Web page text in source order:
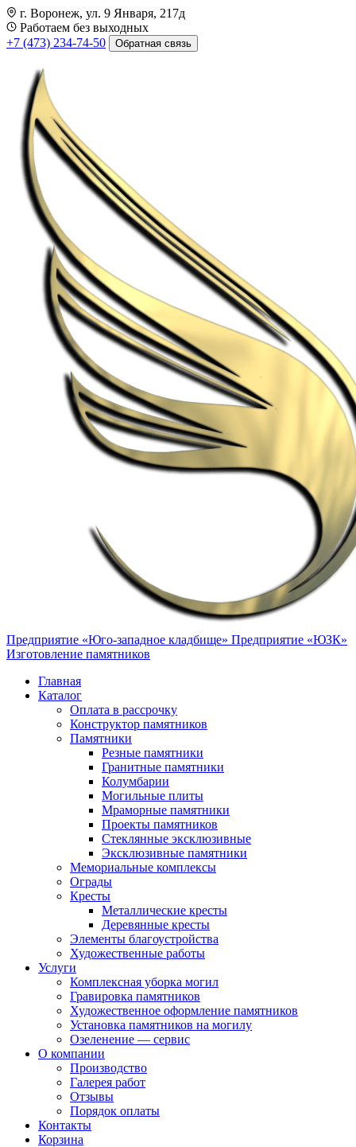
г. Воронеж, ул. 9 Января, 217д
Работаем без выходных
+7 (473) 234-74-50
Обратная связь
Предприятие «Юго-западное кладбище» Предприятие «ЮЗК»
Изготовление памятников
Главная
Каталог
Оплата в рассрочку
Конструктор памятников
Памятники
Резные памятники
Гранитные памятники
Колумбарии
Могильные плиты
Мраморные памятники
Проекты памятников
Стеклянные эксклюзивные
Эксклюзивные памятники
Мемориальные комплексы
Ограды
Кресты
Металлические кресты
Деревянные кресты
Элементы благоустройства
Художественные работы
Услуги
Комплексная уборка могил
Гравировка памятников
Художественное оформление памятников
Установка памятников на могилу
Озеленение — сервис
О компании
Производство
Галерея работ
Отзывы
Порядок оплаты
Контакты
Корзина